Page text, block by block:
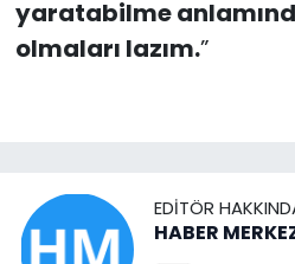
yaratabilme
olmaları lazım.”
EDITÖR
HABER